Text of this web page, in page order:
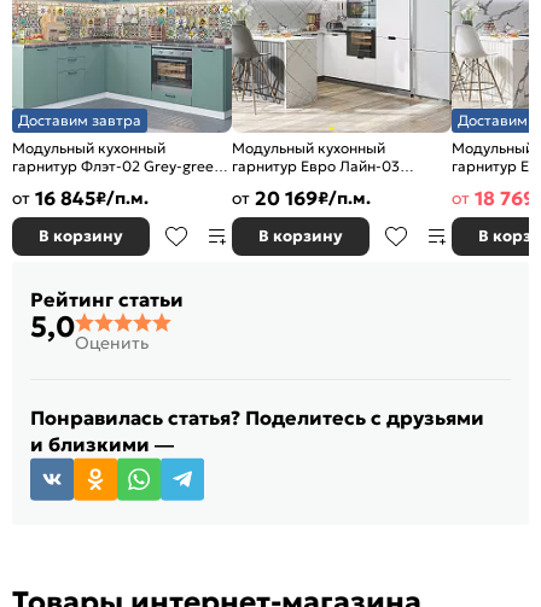
Доставим завтра
Модульный кухонный
гарнитур Флэт-02 Grey-green
2340x2390/1700x600
от 16 845₽/п.м.
В корзину
Модульный кухонный
гарнитур Евро Лайн-03
2140x2400/2690x600
от 20 169₽/п.м.
В корзину
Доставим
Модульный
гарнитур
2140x2400/
от 18 769
В
Рейтинг статьи
5,0Оценить
Понравилась статья? Поделитесь с друзьями
и близкими —